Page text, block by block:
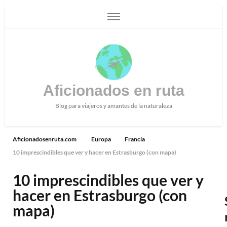
Aficionados en ruta
Blog para viajeros y amantes de la naturaleza
Aficionadosenruta.com Europa
Francia
10 imprescindibles que ver y hacer en Estrasburgo (con mapa)
10 imprescindibles que ver y
hacer en Estrasburgo (con
mapa)